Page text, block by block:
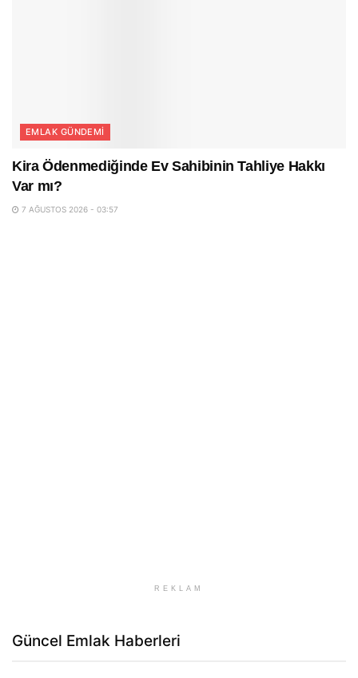
EMLAK GÜNDEMI
Kira Ödenmediğinde Ev Sahibinin Tahliye Hakkı
Var mı?
7 AĞUSTOS 2026 - 03:57
REKLAM
Güncel Emlak Haberleri